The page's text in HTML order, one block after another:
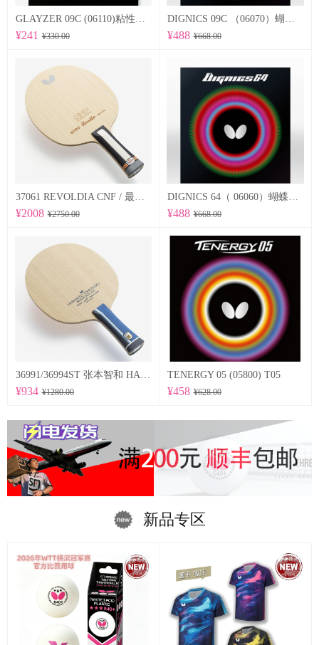
¥241 ¥330.00 ¥488 ¥668.00
¥2008 ¥2750.00 ¥488 ¥668.00
¥934 ¥1280.00
TENERGY 05 (05800) T05
¥458 ¥628.00
新品专区